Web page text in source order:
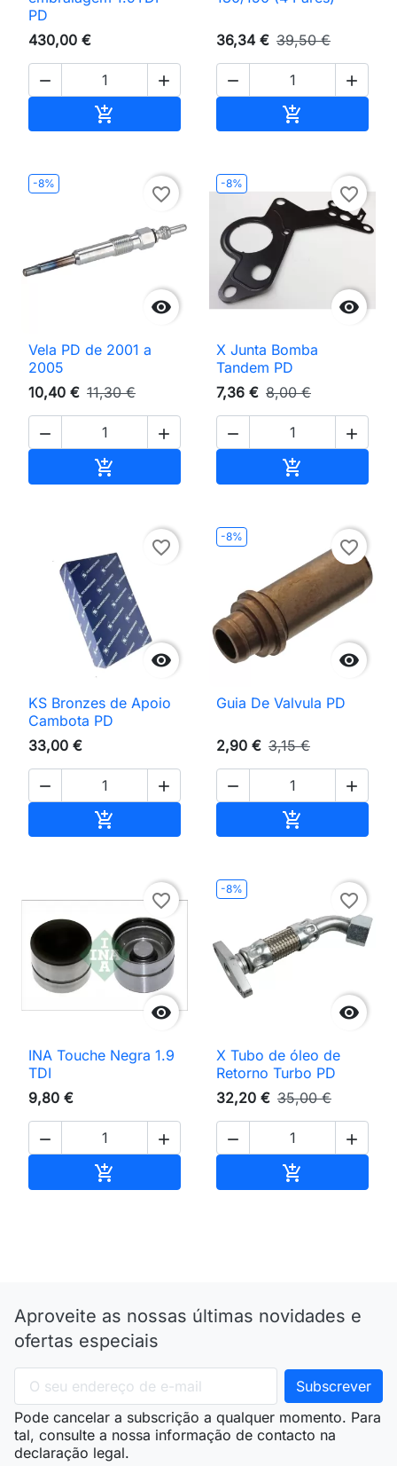
PD
430,00 €
 

36,34 € 39,50 €
 

-8%

favorite_border
Vela PD de 2001 a
2005
10,40 € 11,30 €
 

-8%

favorite_border
X Junta Bomba
Tandem PD
7,36 € 8,00 €
 


favorite_border
KS Bronzes de Apoio
Cambota PD
33,00 €
 

-8%

favorite_border
Guia De Valvula PD
2,90 € 3,15 €
 


favorite_border
INA Touche Negra 1.9
TDI
9,80 €
 

-8%

favorite_border
X Tubo de óleo de
Retorno Turbo PD
32,20 € 35,00 €
 

Aproveite as nossas últimas novidades e
ofertas especiais
Pode cancelar a subscrição a qualquer momento. Para
tal, consulte a nossa informação de contacto na
declaração legal.